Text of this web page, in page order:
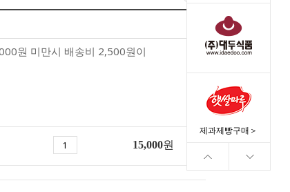
제과제빵구매＞
원 미만시 배송비 2,500원이
15,000원